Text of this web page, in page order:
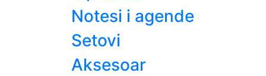
Notesi i agende
Setovi
Aksesoar